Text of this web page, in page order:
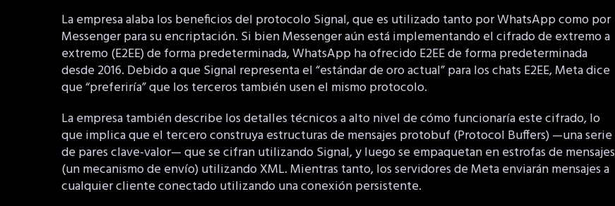
La empresa alaba los beneficios del protocolo Signal, que es utilizado tanto por WhatsApp como por
Messenger para su encriptación. Si bien Messenger aún está implementando el cifrado de extremo a
extremo (E2EE) de forma predeterminada, WhatsApp ha ofrecido E2EE de forma predeterminada
desde 2016. Debido a que Signal representa el “estándar de oro actual” para los chats E2EE, Meta dice
que “preferiría” que los terceros también usen el mismo protocolo.
La empresa también describe los detalles técnicos a alto nivel de cómo funcionaría este cifrado, lo
que implica que el tercero construya estructuras de mensajes protobuf (Protocol Buffers) —una serie
de pares clave-valor— que se cifran utilizando Signal, y luego se empaquetan en estrofas de mensajes
(un mecanismo de envío) utilizando XML. Mientras tanto, los servidores de Meta enviarán mensajes a
cualquier cliente conectado utilizando una conexión persistente.